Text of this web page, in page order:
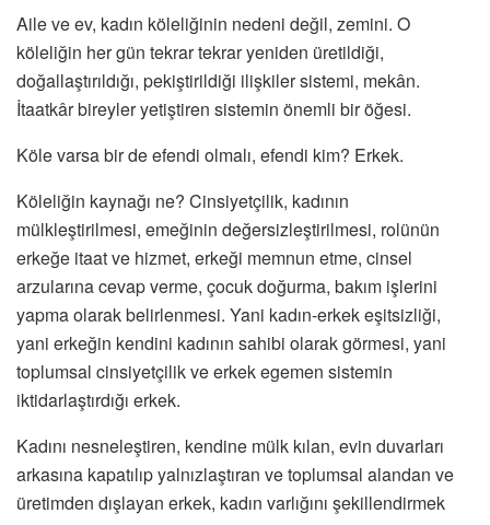
Aile ve ev, kadın köleliğinin nedeni değil, zemini. O
köleliğin her gün tekrar tekrar yeniden üretildiği,
doğallaştırıldığı, pekiştirildiği ilişkiler sistemi, mekân.
İtaatkâr bireyler yetiştiren sistemin önemli bir öğesi.
Köle varsa bir de efendi olmalı, efendi kim? Erkek.
Köleliğin kaynağı ne? Cinsiyetçilik, kadının
mülkleştirilmesi, emeğinin değersizleştirilmesi, rolünün
erkeğe itaat ve hizmet, erkeği memnun etme, cinsel
arzularına cevap verme, çocuk doğurma, bakım işlerini
yapma olarak belirlenmesi. Yani kadın-erkek eşitsizliği,
yani erkeğin kendini kadının sahibi olarak görmesi, yani
toplumsal cinsiyetçilik ve erkek egemen sistemin
iktidarlaştırdığı erkek.
Kadını nesneleştiren, kendine mülk kılan, evin duvarları
arkasına kapatılıp yalnızlaştıran ve toplumsal alandan ve
üretimden dışlayan erkek, kadın varlığını şekillendirmek